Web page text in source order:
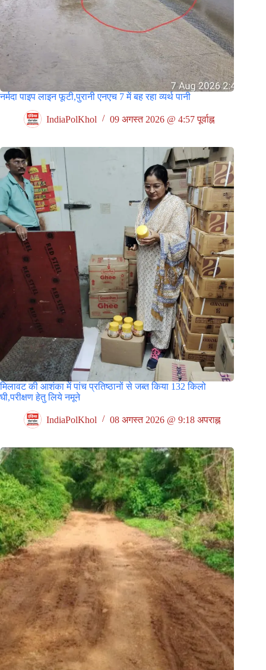
नर्मदा पाइप लाइन फूटी,पुरानी एनएच 7 में बह रहा व्यर्थ पानी
IndiaPolKhol 09 अगस्त 2026 @ 4:57 पूर्वाह्न
मिलावट की आशंका में पांच प्रतिष्ठानों से जब्त किया 132 किलो
घी,परीक्षण हेतु लिये नमूने
IndiaPolKhol 08 अगस्त 2026 @ 9:18 अपराह्न